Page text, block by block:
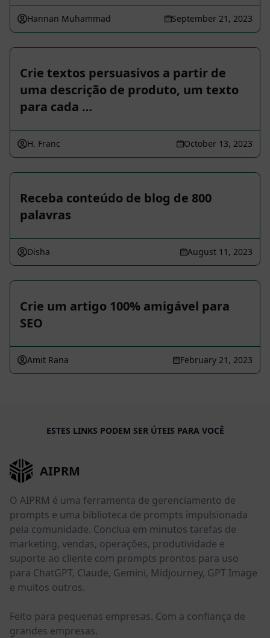
Hannan Muhammad September 21, 2023
Crie textos persuasivos a partir de
uma descrição de produto, um texto
para cada …
H. Franc October 13, 2023
Receba conteúdo de blog de 800
palavras
Disha August 11, 2023
Crie um artigo 100% amigável para
SEO
Amit Rana February 21, 2023
ESTES LINKS PODEM SER ÚTEIS PARA VOCÊ
AIPRM
O AIPRM é uma ferramenta de gerenciamento de
prompts e uma biblioteca de prompts impulsionada
pela comunidade. Conclua em minutos tarefas de
marketing, vendas, operações, produtividade e
suporte ao cliente com prompts prontos para uso
para ChatGPT, Claude, Gemini, Midjourney, GPT Image
e muitos outros.
Feito para pequenas empresas. Com a confiança de
grandes empresas.